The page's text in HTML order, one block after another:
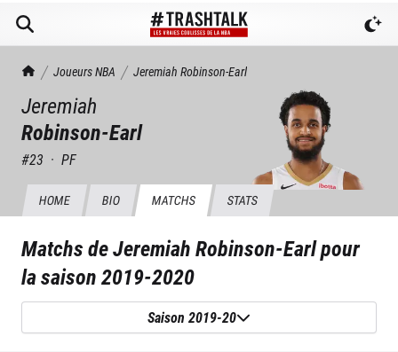
TrashTalk Actu NBA
Joueurs NBA Jeremiah Robinson-Earl
Jeremiah
Robinson-Earl
#23 · PF
HOME BIO MATCHS STATS
Matchs deJeremiah Robinson-Earlpour
la saison2019-2020
Saison 2019-20